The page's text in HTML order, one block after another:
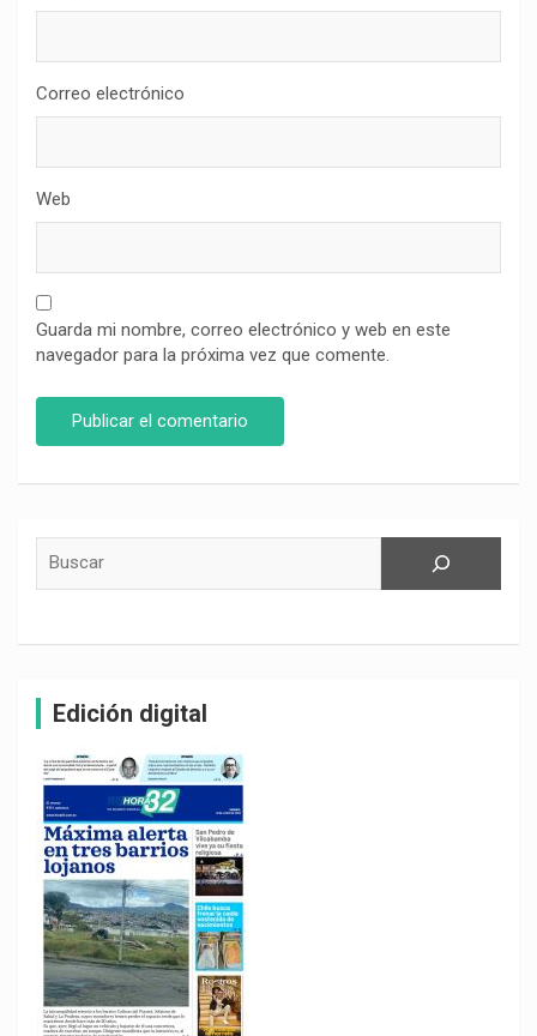
Correo electrónico
Web
Guarda mi nombre, correo electrónico y web en este
navegador para la próxima vez que comente.
Edición digital